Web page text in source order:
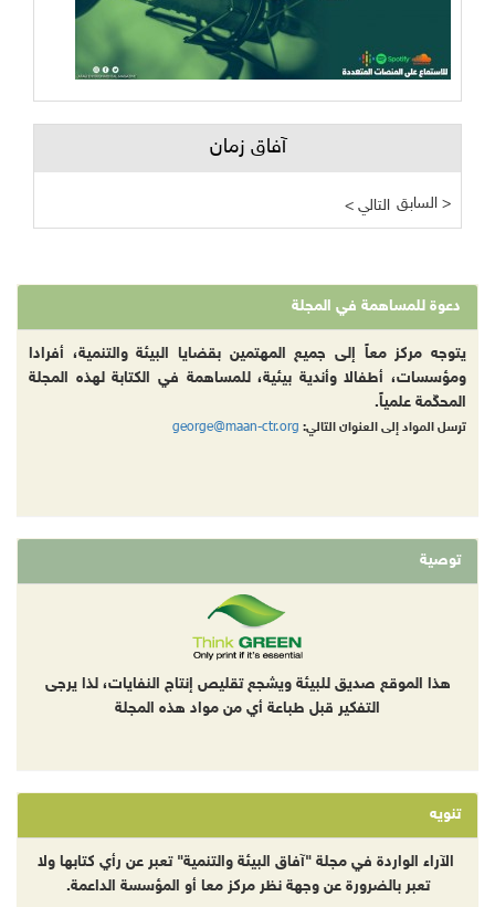
آفاق زمان
< التالي السابق >
دعوة للمساهمة في المجلة
يتوجه مركز معاً إلى جميع المهتمين بقضايا البيئة والتنمية، أفرادا
ومؤسسات، أطفالا وأندية بيئية، للمساهمة في الكتابة لهذه المجلة
المحكّمة علمياً.
ترسل المواد إلى العنوان التالي: george@maan-ctr.org
توصية
هذا الموقع صديق للبيئة ويشجع تقليص إنتاج النفايات، لذا يرجى
التفكير قبل طباعة أي من مواد هذه المجلة
تنويه
الآراء الواردة في مجلة "آفاق البيئة والتنمية" تعبر عن رأي كتابها ولا
تعبر بالضرورة عن وجهة نظر مركز معا أو المؤسسة الداعمة.